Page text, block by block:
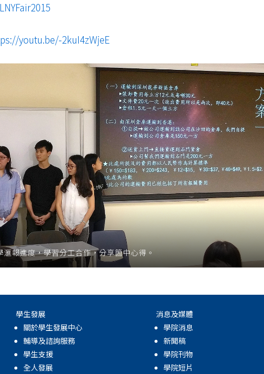
youtu.be/-2kuI4zWjeE
報進度，學習分工合作，分享箇中心得。
學生發展
關於學生發展中心
輔導及諮詢服務
學生支援
全人發展
消息及媒體
學院消息
新聞稿
學院刊物
學院短片